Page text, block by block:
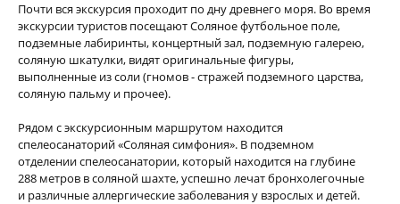
Почти вся экскурсия проходит по дну древнего моря. Во время
экскурсии туристов посещают Соляное футбольное поле,
подземные лабиринты, концертный зал, подземную галерею,
соляную шкатулки, видят оригинальные фигуры,
выполненные из соли (гномов - стражей подземного царства,
соляную пальму и прочее).
Рядом с экскурсионным маршрутом находится
спелеосанаторий «Соляная симфония». В подземном
отделении спелеосанатории, который находится на глубине
288 метров в соляной шахте, успешно лечат бронхолегочные
и различные аллергические заболевания у взрослых и детей.